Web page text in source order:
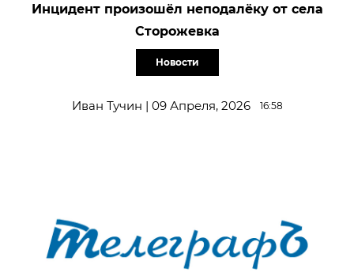
Инцидент произошёл неподалёку от села
Сторожевка
Новости
Иван Тучин | 09 Апреля, 2026 16:58